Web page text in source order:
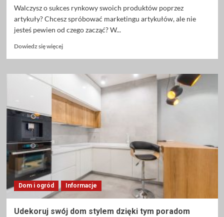
Walczysz o sukces rynkowy swoich produktów poprzez
artykuły? Chcesz spróbować marketingu artykułów, ale nie
jesteś pewien od czego zacząć? W...
Dowiedz się więcejDowiedz
o
przekształcić
swój
artykuł,
aby
osiągnąć
Dom i ogród Informacje
Udekoruj swój dom stylem dzięki tym poradom